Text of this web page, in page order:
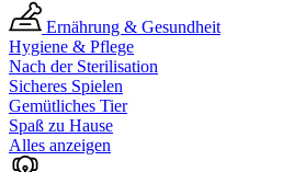
Ernährung & Gesundheit
Hygiene & Pflege
Nach der Sterilisation
Sicheres Spielen
Gemütliches Tier
Spaß zu Hause
Alles anzeigen